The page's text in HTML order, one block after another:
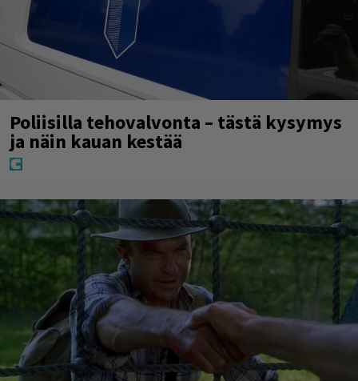
Poliisilla tehovalvonta – tästä kysymys
ja näin kauan kestää